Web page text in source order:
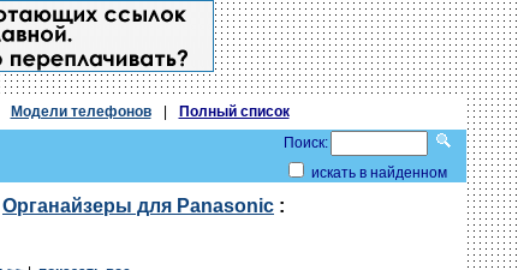
Модели телефонов
Полный список
Поиск:
искать в найденном
Органайзеры для Panasonic :